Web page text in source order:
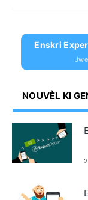
Enskri
NOUVÈL KI